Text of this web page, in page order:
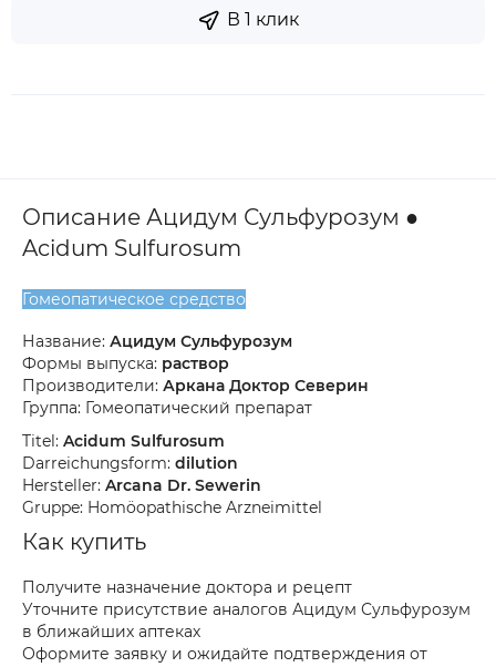
В 1 клик
Описание Ацидум Сульфурозум ●
Acidum Sulfurosum
Гомеопатическое средство
Название: Ацидум Сульфурозум
Формы выпуска: раствор
Производители: Аркана Доктор Северин
Группа: Гомеопатический препарат
Titel: Acidum Sulfurosum
Darreichungsform: dilution
Hersteller: Arcana Dr. Sewerin
Gruppe: Homöopathische Arzneimittel
Как купить
Получите назначение доктора и рецепт
Уточните присутствие аналогов Ацидум Сульфурозум
в ближайших аптеках
Оформите заявку и ожидайте подтверждения от